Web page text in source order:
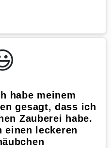
habe meinem
gesagt, dass ich
Zauberei habe.
leckeren